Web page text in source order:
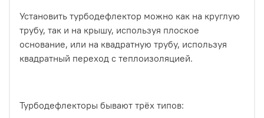
Установить турбодефлектор можно как на круглую
трубу, так и на крышу, используя плоское
основание, или на квадратную трубу, используя
квадратный переход с теплоизоляцией.
Турбодефлекторы бывают трёх типов: